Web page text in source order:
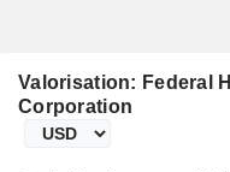
Valorisation: Federal
Corporation